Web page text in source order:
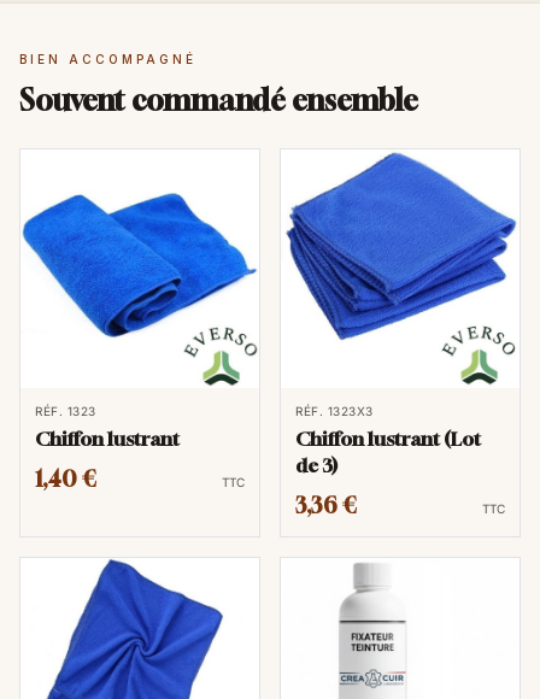
BIEN ACCOMPAGNÉ
Souvent commandé ensemble
RÉF. 1323
Chiffon lustrant
1,40 € TTC
RÉF. 1323X3
Chiffon lustrant (Lot
de 3)
3,36 € TTC